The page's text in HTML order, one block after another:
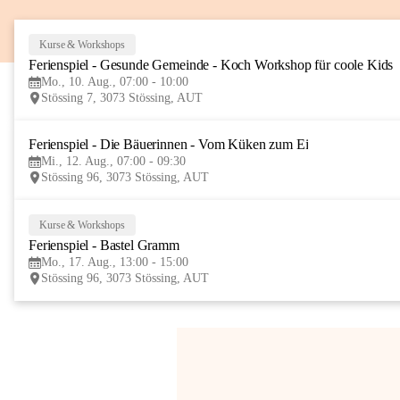
Kurse & Workshops
Ferienspiel - Gesunde Gemeinde - Koch Workshop für coole Kids
Mo., 10. Aug., 07:00 - 10:00
Stössing 7, 3073 Stössing, AUT
Ferienspiel - Die Bäuerinnen - Vom Küken zum Ei
Mi., 12. Aug., 07:00 - 09:30
Stössing 96, 3073 Stössing, AUT
Kurse & Workshops
Ferienspiel - Bastel Gramm
Mo., 17. Aug., 13:00 - 15:00
Stössing 96, 3073 Stössing, AUT